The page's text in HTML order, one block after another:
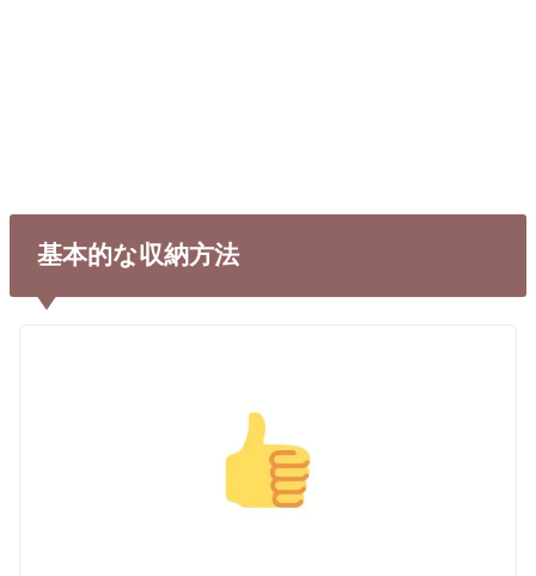
基本的な収納方法